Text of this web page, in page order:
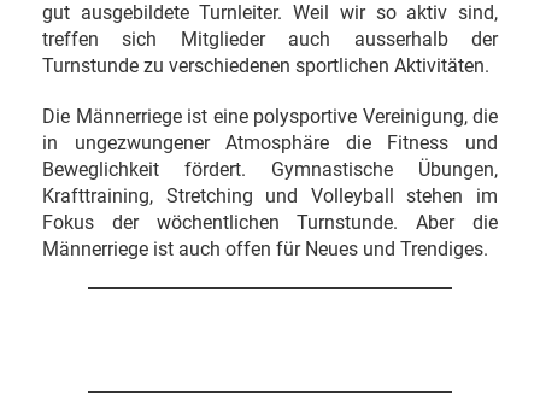
gut ausgebildete Turnleiter. Weil wir so aktiv sind,
treffen sich Mitglieder auch ausserhalb der
Turnstunde zu verschiedenen sportlichen Aktivitäten.
Die Männerriege ist eine polysportive Vereinigung, die
in ungezwungener Atmosphäre die Fitness und
Beweglichkeit fördert. Gymnastische Übungen,
Krafttraining, Stretching und Volleyball stehen im
Fokus der wöchentlichen Turnstunde. Aber die
Männerriege ist auch offen für Neues und Trendiges.